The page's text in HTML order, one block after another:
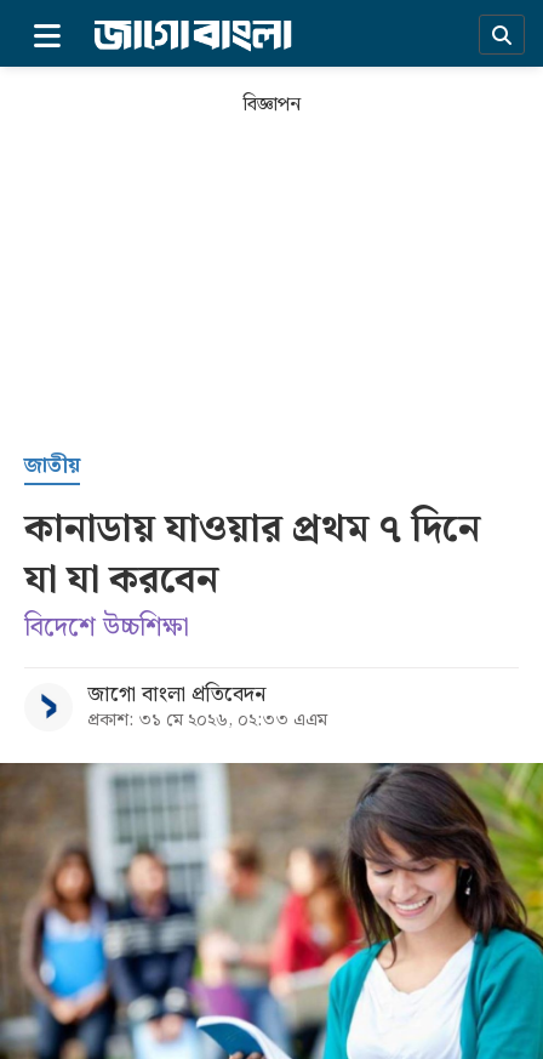
সর্বশেষ
সব
কনভার্টার
বিজ্ঞাপন
জাতীয়
কানাডায় যাওয়ার প্রথম ৭ দিনে
যা যা করবেন
বিদেশে উচ্চশিক্ষা
জাগো বাংলা প্রতিবেদন
প্রকাশ: ৩১ মে ২০২৬, ০২:৩৩ এএম